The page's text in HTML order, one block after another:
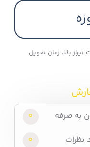
بالا، زمان تحویل
به صرفه
0
نظرات 0